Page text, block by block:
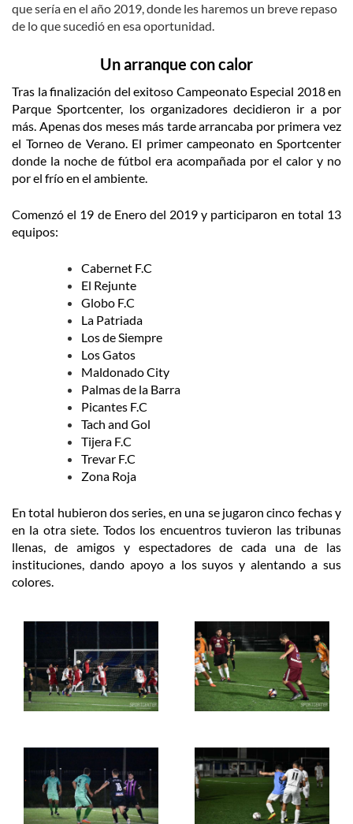
que sería en el año 2019, donde les haremos un breve repaso
de lo que sucedió en esa oportunidad.
Un arranque con calor
Tras la finalización del exitoso Campeonato Especial 2018 en
Parque Sportcenter, los organizadores decidieron ir a por
más. Apenas dos meses más tarde arrancaba por primera vez
el Torneo de Verano. El primer campeonato en Sportcenter
donde la noche de fútbol era acompañada por el calor y no
por el frío en el ambiente.
Comenzó el 19 de Enero del 2019 y participaron en total 13
equipos:
Cabernet F.C
El Rejunte
Globo F.C
La Patriada
Los de Siempre
Los Gatos
Maldonado City
Palmas de la Barra
Picantes F.C
Tach and Gol
Tijera F.C
Trevar F.C
Zona Roja
En total hubieron dos series, en una se jugaron cinco fechas y
en la otra siete. Todos los encuentros tuvieron las tribunas
llenas, de amigos y espectadores de cada una de las
instituciones, dando apoyo a los suyos y alentando a sus
colores.